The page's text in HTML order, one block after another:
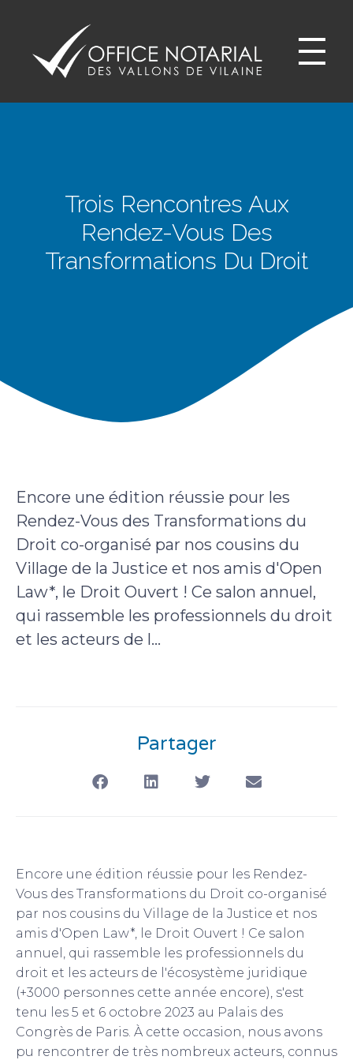
Trois Rencontres Aux
Rendez-Vous Des
Transformations Du Droit
Encore une édition réussie pour les
Rendez-Vous des Transformations du
Droit co-organisé par nos cousins du
Village de la Justice et nos amis d'Open
Law*, le Droit Ouvert ! Ce salon annuel,
qui rassemble les professionnels du droit
et les acteurs de l...
Partager
Encore une édition réussie pour les Rendez-
Vous des Transformations du Droit co-organisé
par nos cousins du Village de la Justice et nos
amis d'Open Law*, le Droit Ouvert ! Ce salon
annuel, qui rassemble les professionnels du
droit et les acteurs de l'écosystème juridique
(+3000 personnes cette année encore), s'est
tenu les 5 et 6 octobre 2023 au Palais des
Congrès de Paris. À cette occasion, nous avons
pu rencontrer de très nombreux acteurs, connus